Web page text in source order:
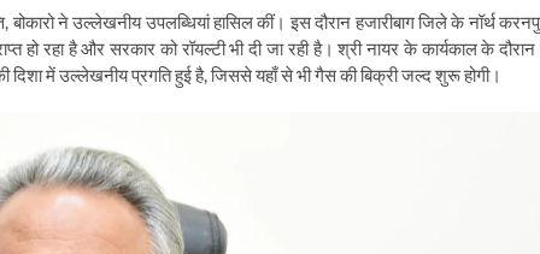
बोकारो ने उल्लेखनीय उपलब्धियां हासिल कीं। इस दौरान हजारीबाग जिले के नॉर्थ
रहा है और सरकार को रॉयल्टी भी दी जा रही है। श्री नायर के कार्यकाल के दौरान
में उल्लेखनीय प्रगति हुई है, जिससे यहाँ से भी गैस की बिक्री जल्द शुरू होगी।